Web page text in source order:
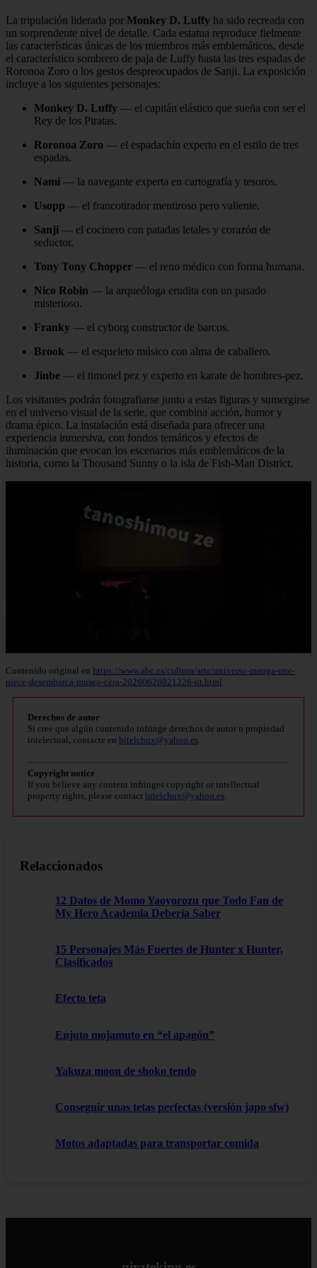
La tripulación liderada por Monkey D. Luffy ha sido recreada con
un sorprendente nivel de detalle. Cada estatua reproduce fielmente
las características únicas de los miembros más emblemáticos, desde
el característico sombrero de paja de Luffy hasta las tres espadas de
Roronoa Zoro o los gestos despreocupados de Sanji. La exposición
incluye a los siguientes personajes:
Monkey D. Luffy — el capitán elástico que sueña con ser el
Rey de los Piratas.
Roronoa Zoro — el espadachín experto en el estilo de tres
espadas.
Nami — la navegante experta en cartografía y tesoros.
Usopp — el francotirador mentiroso pero valiente.
Sanji — el cocinero con patadas letales y corazón de
seductor.
Tony Tony Chopper — el reno médico con forma humana.
Nico Robin — la arqueóloga erudita con un pasado
misterioso.
Franky — el cyborg constructor de barcos.
Brook — el esqueleto músico con alma de caballero.
Jinbe — el timonel pez y experto en karate de hombres‑pez.
Los visitantes podrán fotografiarse junto a estas figuras y sumergirse
en el universo visual de la serie, que combina acción, humor y
drama épico. La instalación está diseñada para ofrecer una
experiencia inmersiva, con fondos temáticos y efectos de
iluminación que evocan los escenarios más emblemáticos de la
historia, como la Thousand Sunny o la isla de Fish‑Man District.
Contenido original en https://www.abc.es/cultura/arte/universo-manga-one-
piece-desembarca-museo-cera-20260626021226-nt.html
Derechos de autor
Si cree que algún contenido infringe derechos de autor o propiedad
intelectual, contacte en bitelchux@yahoo.es.
Copyright notice
If you believe any content infringes copyright or intellectual
property rights, please contact bitelchux@yahoo.es.
Relaccionados
12 Datos de Momo Yaoyorozu que Todo Fan de
My Hero Academia Debería Saber
15 Personajes Más Fuertes de Hunter x Hunter,
Clasificados
Efecto teta
Enjuto mojamuto en “el apagón”
Yakuza moon de shoko tendo
Conseguir unas tetas perfectas (versión japo sfw)
Motos adaptadas para transportar comida